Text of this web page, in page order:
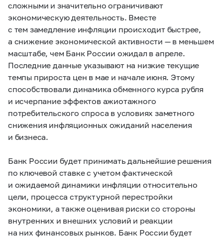
сложными и значительно ограничивают
экономическую деятельность. Вместе
с тем замедление инфляции происходит быстрее,
а снижение экономической активности — в меньшем
масштабе, чем Банк России ожидал в апреле.
Последние данные указывают на низкие текущие
темпы прироста цен в мае и начале июня. Этому
способствовали динамика обменного курса рубля
и исчерпание эффектов ажиотажного
потребительского спроса в условиях заметного
снижения инфляционных ожиданий населения
и бизнеса.
Банк России будет принимать дальнейшие решения
по ключевой ставке с учетом фактической
и ожидаемой динамики инфляции относительно
цели, процесса структурной перестройки
экономики, а также оценивая риски со стороны
внутренних и внешних условий и реакции
на них финансовых рынков. Банк России будет